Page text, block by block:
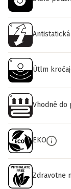
Útlm
Vhodné do
EKO
Zdravotne